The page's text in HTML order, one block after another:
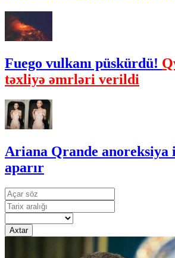
Fuego vulkanı püskürdü!
təxliyə əmrləri verildi
Ariana Qrande anoreksiya
aparır
Axtar